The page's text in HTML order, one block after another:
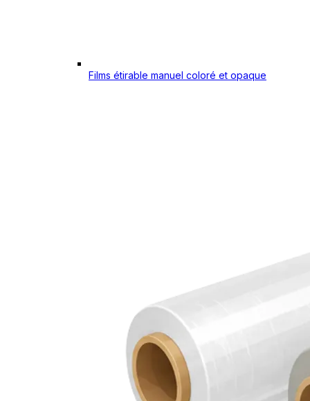
Films étirable manuel coloré et opaque